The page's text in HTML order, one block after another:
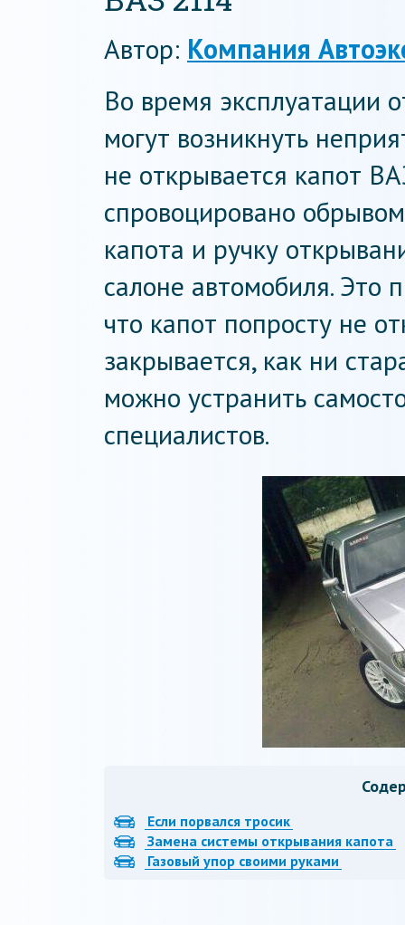
Автор: Компания
Во время эксплуатации
могут возникнуть
не открывается капот
спровоцировано
капота и ручку
салоне автомобиля. Это
что капот попросту не
закрывается, как ни
можно устранить
специалистов.
Если порвался тросик
Замена системы открывания капота
Газовый упор своими руками